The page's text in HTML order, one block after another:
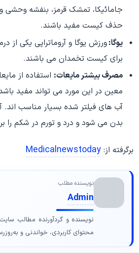
جامائیکا، تمشک قرمز، بنفشه وحشی
حذف کیست مفید باشند.
یوگا:ورزش یوگا و آروماتراپی یکی از
برای کیست تخمدان می باشند.
مصرف بیشتر مایعات: استفاده از
معین در این مورد می تواند مفید
آب های فیلتر شده بسیار مناسب
بدن می شود و درد و تورم در شکم را
برگرفته از: Medicalnewstoday
نویسنده مطلب
Admin
نویسنده و گردآورنده مطالب سایت
محتوای کاربردی، خواندنی و